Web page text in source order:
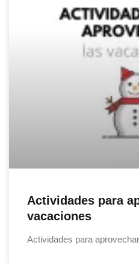
Actividades para
vacaciones
Actividades para